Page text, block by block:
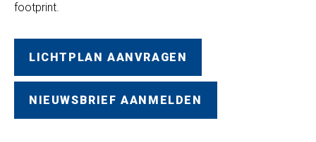
footprint.
LICHTPLAN AANVRAGEN
NIEUWSBRIEF AANMELDEN